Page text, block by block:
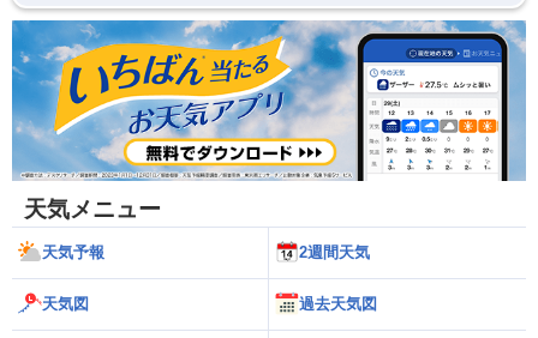
天気メニュー
天気予報 2週間天気
天気図 過去天気図